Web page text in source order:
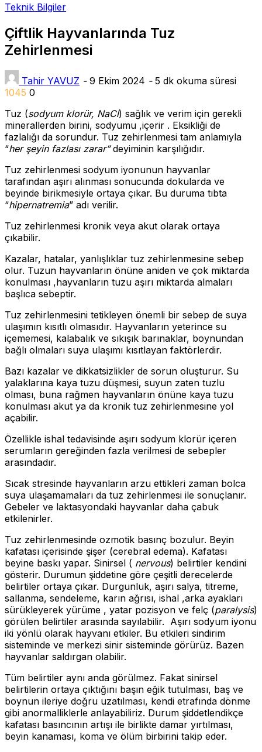
Teknik Bilgiler
Çiftlik Hayvanlarında Tuz
Zehirlenmesi
Tahir YAVUZ - 9 Ekim 2024 -5 dk okuma süresi
1045 0
Tuz (sodyum klorür, NaCl) sağlık ve verim için gerekli
minerallerden birini, sodyumu ,içerir . Eksikliği de
fazlalığı da sorundur. Tuz zehirlenmesi tam anlamıyla
“her şeyin fazlası zarar”deyiminin karşılığıdır.
Tuz zehirlenmesi sodyum iyonunun hayvanlar
tarafından aşırı alınması sonucunda dokularda ve
beyinde birikmesiyle ortaya çıkar. Bu duruma tıbta
“hipernatremia” adı verilir.
Tuz zehirlenmesi kronik veya akut olarak ortaya
çıkabilir.
Kazalar, hatalar, yanlışlıklar tuz zehirlenmesine sebep
olur. Tuzun hayvanların önüne aniden ve çok miktarda
konulması ,hayvanların tuzu aşırı miktarda almaları
başlıca sebeptir.
Tuz zehirlenmesini tetikleyen önemli bir sebep de suya
ulaşımın kısıtlı olmasıdır. Hayvanların yeterince su
içememesi, kalabalık ve sıkışık barınaklar, boynundan
bağlı olmaları suya ulaşımı kısıtlayan faktörlerdir.
Bazı kazalar ve dikkatsizlikler de sorun oluşturur. Su
yalaklarına kaya tuzu düşmesi, suyun zaten tuzlu
olması, buna rağmen hayvanların önüne kaya tuzu
konulması akut ya da kronik tuz zehirlenmesine yol
açabilir.
Özellikle ishal tedavisinde aşırı sodyum klorür içeren
serumların gereğinden fazla verilmesi de sebepler
arasındadır.
Sıcak stresinde hayvanların arzu ettikleri zaman bolca
suya ulaşamamaları da tuz zehirlenmesi ile sonuçlanır.
Gebeler ve laktasyondaki hayvanlar daha çabuk
etkilenirler.
Tuz zehirlenmesinde ozmotik basınç bozulur. Beyin
kafatası içerisinde şişer (cerebral edema). Kafatası
beyine baskı yapar. Sinirsel ( nervous) belirtiler kendini
gösterir. Durumun şiddetine göre çeşitli derecelerde
belirtiler ortaya çıkar. Durgunluk, aşırı salya, titreme,
sallanma, sendeleme, karın ağrısı, ishal ,arka ayakları
sürükleyerek yürüme , yatar pozisyon ve felç (paralysis)
görülen belirtiler arasında sayılabilir. Aşırı sodyum iyonu
iki yönlü olarak hayvanı etkiler. Bu etkileri sindirim
sisteminde ve merkezi sinir sisteminde görürüz. Bazen
hayvanlar saldırgan olabilir.
Tüm belirtiler aynı anda görülmez. Fakat sinirsel
belirtilerin ortaya çıktığını başın eğik tutulması, baş ve
boynun ileriye doğru uzatılması, kendi etrafında dönme
gibi anormalliklerle anlayabiliriz. Durum şiddetlendikçe
kafatası basıncının artışı ile birlikte damar yırtılması,
beyin kanaması, koma ve ölüm birbirini takip eder.